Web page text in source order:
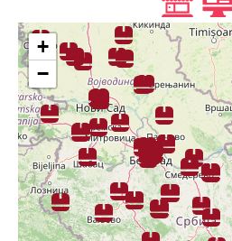
Bulevar Oslobođenja 2a Novi Sad
AMB N d.o.o.
Koferi•Muške torbe•Ženske torbe
+
−